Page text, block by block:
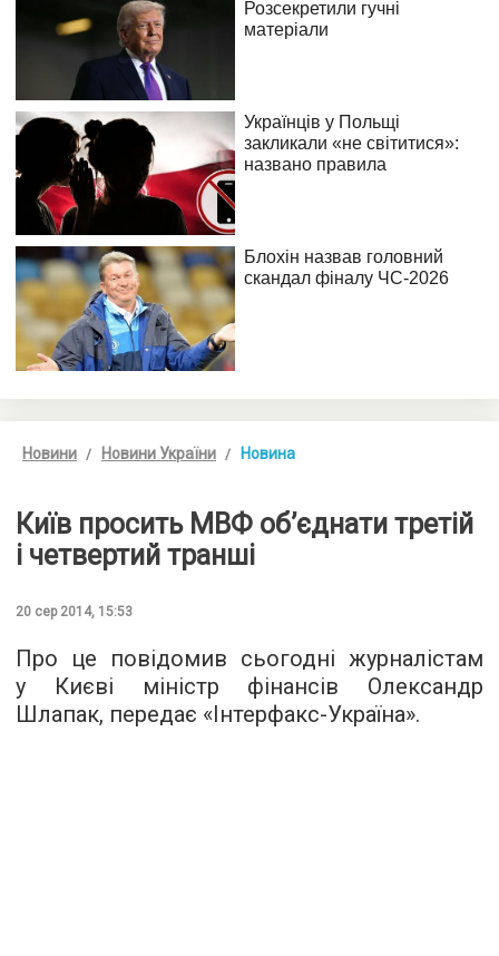
Новини Новини України Новина
Київ просить МВФ об’єднати третій
і четвертий транші
20 сер 2014, 15:53
Про це повідомив сьогодні журналістам
у Києві міністр фінансів Олександр
Шлапак, передає «Інтерфакс-Україна».